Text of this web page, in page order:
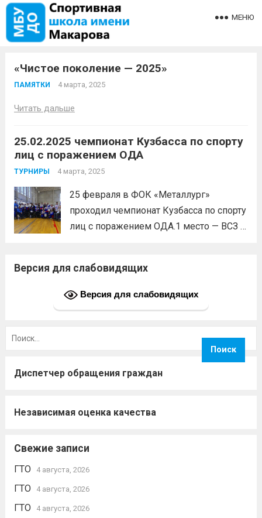
МЕНЮ
«Чистое поколение — 2025»
ПАМЯТКИ 4 марта, 2025
Читать дальше
25.02.2025 чемпионат Кузбасса по спорту
лиц с поражением ОДА
ТУРНИРЫ 4 марта, 2025
25 февраля в ФОК «Металлург»
проходил чемпионат Кузбасса по спорту
лиц с поражением ОДА.1 место — ВСЗ —
Владислав, Дегтярева Кристина2 место
— ВС2 — Подкользина Ульяна; ВС4 —...
Версия для слабовидящих
Версия для слабовидящих
Диспетчер обращения граждан
Независимая оценка качества
Свежие записи
ГТО 4 августа, 2026
ГТО 4 августа, 2026
ГТО 4 августа, 2026